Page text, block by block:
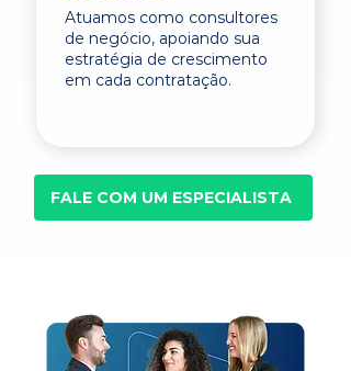
Atuamos como consultores
de negócio, apoiando sua
estratégia de crescimento
em cada contratação.
FALE COM UM ESPECIALISTA